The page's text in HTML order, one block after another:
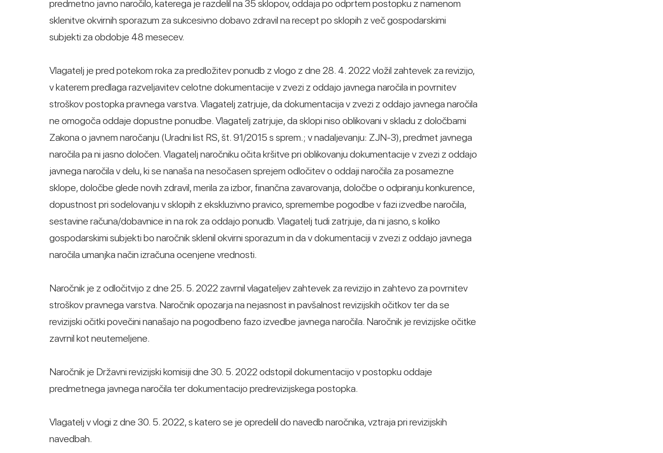
predmetno javno naročilo, katerega je razdelil na 35 sklopov, oddaja po odprtem postopku z namenom
sklenitve okvirnih sporazum za sukcesivno dobavo zdravil na recept po sklopih z več gospodarskimi
subjekti za obdobje 48 mesecev.
Vlagatelj je pred potekom roka za predložitev ponudb z vlogo z dne 28. 4. 2022 vložil zahtevek za revizijo,
v katerem predlaga razveljavitev celotne dokumentacije v zvezi z oddajo javnega naročila in povrnitev
stroškov postopka pravnega varstva. Vlagatelj zatrjuje, da dokumentacija v zvezi z oddajo javnega naročila
ne omogoča oddaje dopustne ponudbe. Vlagatelj zatrjuje, da sklopi niso oblikovani v skladu z določbami
Zakona o javnem naročanju (Uradni list RS, št. 91/2015 s sprem.; v nadaljevanju: ZJN-3), predmet javnega
naročila pa ni jasno določen. Vlagatelj naročniku očita kršitve pri oblikovanju dokumentacije v zvezi z oddajo
javnega naročila v delu, ki se nanaša na nesočasen sprejem odločitev o oddaji naročila za posamezne
sklope, določbe glede novih zdravil, merila za izbor, finančna zavarovanja, določbe o odpiranju konkurence,
dopustnost pri sodelovanju v sklopih z ekskluzivno pravico, spremembe pogodbe v fazi izvedbe naročila,
sestavine računa/dobavnice in na rok za oddajo ponudb. Vlagatelj tudi zatrjuje, da ni jasno, s koliko
gospodarskimi subjekti bo naročnik sklenil okvirni sporazum in da v dokumentaciji v zvezi z oddajo javnega
naročila umanjka način izračuna ocenjene vrednosti.
Naročnik je z odločitvijo z dne 25. 5. 2022 zavrnil vlagateljev zahtevek za revizijo in zahtevo za povrnitev
stroškov pravnega varstva. Naročnik opozarja na nejasnost in pavšalnost revizijskih očitkov ter da se
revizijski očitki povečini nanašajo na pogodbeno fazo izvedbe javnega naročila. Naročnik je revizijske očitke
zavrnil kot neutemeljene.
Naročnik je Državni revizijski komisiji dne 30. 5. 2022 odstopil dokumentacijo v postopku oddaje
predmetnega javnega naročila ter dokumentacijo predrevizijskega postopka.
Vlagatelj v vlogi z dne 30. 5. 2022, s katero se je opredelil do navedb naročnika, vztraja pri revizijskih
navedbah.